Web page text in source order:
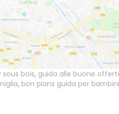
bois, guida alle buone
, bon plans guida per